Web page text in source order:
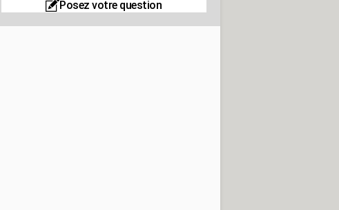
Posez votre question